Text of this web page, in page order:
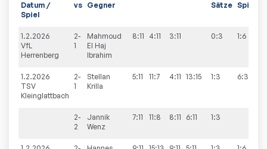
Datum /
Spiel
vs Gegner Sätze Spiele
1.2.2026
VfL
Herrenberg
2-
1
Mahmoud
El Haj
Ibrahim
8:11 4:11 3:11 0:3 1:6
1.2.2026
TSV
Kleinglattbach
2-
1
Stellan
Krilla
5:11 11:7 4:11 13:15 1:3 6:3
2-
2
Jannik
Wenz
7:11 11:8 8:11 6:11 1:3